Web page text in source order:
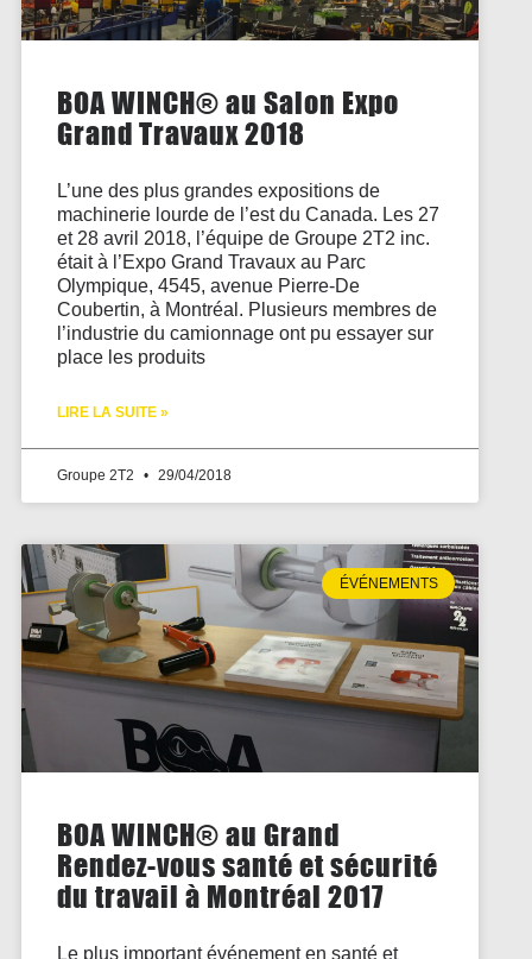
BOA WINCH® au Salon Expo
Grand Travaux 2018
L’une des plus grandes expositions de
machinerie lourde de l’est du Canada. Les 27
et 28 avril 2018, l’équipe de Groupe 2T2 inc.
était à l’Expo Grand Travaux au Parc
Olympique, 4545, avenue Pierre-De
Coubertin, à Montréal. Plusieurs membres de
l’industrie du camionnage ont pu essayer sur
place les produits
LIRE LA SUITE »
Groupe 2T2 29/04/2018
ÉVÉNEMENTS
BOA WINCH® au Grand
Rendez-vous santé et sécurité
du travail à Montréal 2017
Le plus important événement en santé et